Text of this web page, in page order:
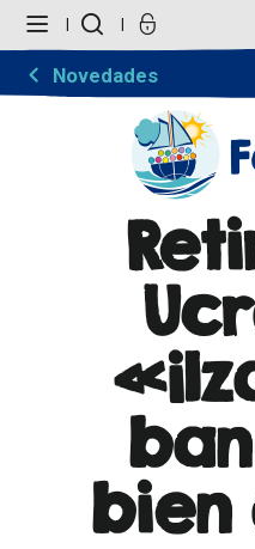
contenido.
navegación
Personales
Novedades